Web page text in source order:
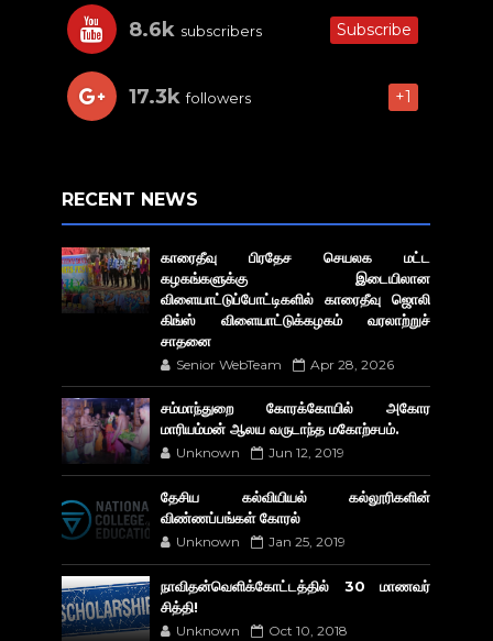
8.6k subscribers Subscribe
17.3k followers +1
RECENT NEWS
காரைதீவு பிரதேச செயலக மட்ட
கழகங்களுக்கு இடையிலான
விளையாட்டுப்போட்டிகளில் காரைதீவு ஜொலி
கிங்ஸ் விளையாட்டுக்கழகம் வரலாற்றுச்
சாதனை
Senior WebTeam Apr 28, 2026
சம்மாந்துறை கோரக்கோயில் அகோர​
மாரியம்மன் ஆலய வருடாந்த மகோற்சபம்.
Unknown Jun 12, 2019
தேசிய கல்வியியல் கல்லூரிகளின்
விண்ணப்பங்கள் கோரல்
Unknown Jan 25, 2019
நாவிதன்வெளிக்கோட்டத்தில் 30 மாணவர்
சித்தி!
Unknown Oct 10, 2018